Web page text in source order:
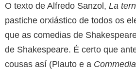
O texto de Alfredo Sanzol, La
pastiche orxiástico de todos os
que as comedias de
de Shakespeare. É certo que
cousas así (Plauto e a